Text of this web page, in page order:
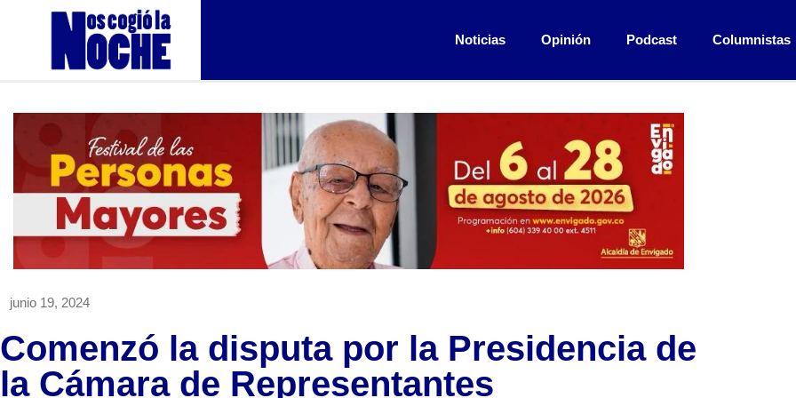
Noticias Opinión Podcast Columnistas
junio 19, 2024
Comenzó la disputa por la Presidencia de
la Cámara de Representantes